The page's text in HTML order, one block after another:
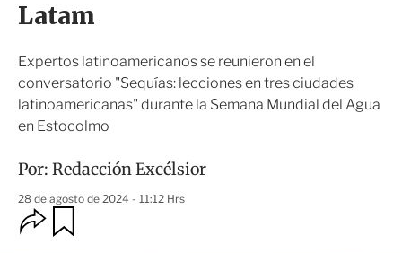
Latam
Expertos latinoamericanos se reunieron en el
conversatorio "Sequías: lecciones en tres ciudades
latinoamericanas" durante la Semana Mundial del Agua
en Estocolmo
Por: Redacción Excélsior
28 de agosto de 2024 - 11:12 Hrs
O
p